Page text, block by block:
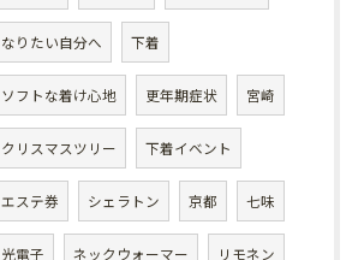
なりたい自分へ 下着
ソフトな着け心地 更年期症状 宮崎
クリスマスツリー 下着イベント
エステ券 シェラトン 京都 七味
光電子 ネックウォーマー リモネン